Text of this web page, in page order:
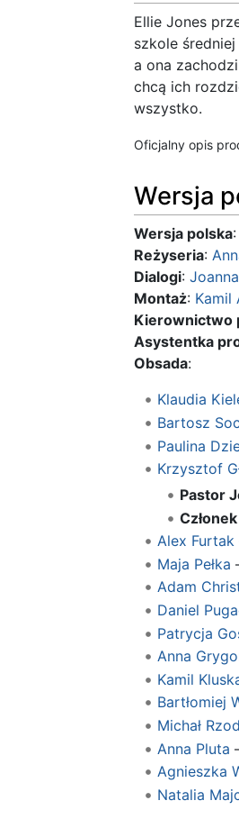
Ellie Jones
szkole
a ona
chcą ich
wszystko.
Oficjalny opis
Wersja
Wersja polska:
Reżyseria:
Dialogi:
Montaż: Kamil
Kierownictwo
Asystentka
Obsada:
Klaudia
Bartosz
Paulina
Krzysztof
Pastor
Alex Furtak
Maja Pełka
Adam
Daniel
Patrycja
Anna
Kamil
Bartłomiej
Michał
Anna Pluta
Agnieszka
Natalia